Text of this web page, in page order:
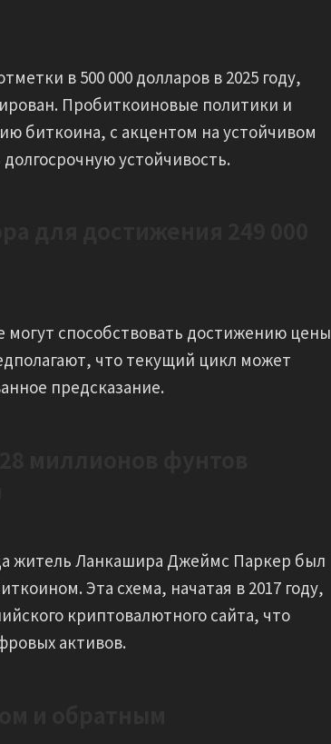
в 500 000 долларов в 2025 году,
Пробиткоиновые политики и
биткоина, с акцентом на устойчивом
устойчивость.
способствовать достижению цены
что текущий цикл может
предсказание.
житель Ланкашира Джеймс Паркер был
Эта схема, начатая в 2017 году,
криптовалютного сайта, что
активов.